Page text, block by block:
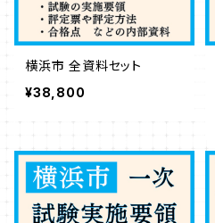
横浜市 全資料セット
¥38,800